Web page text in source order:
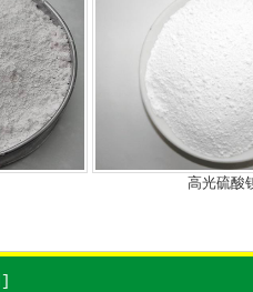
沉淀硫酸
]